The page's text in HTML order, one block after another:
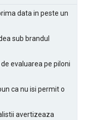
data in peste un
sub brandul
evaluarea pe piloni
ca nu isi permit o
avertizeaza